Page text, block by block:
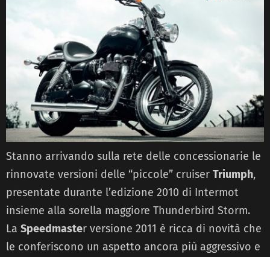
Stanno arrivando sulla rete delle concessionarie le
rinnovate versioni delle “piccole” cruiser Triumph,
presentate durante l’edizione 2010 di Intermot
insieme alla sorella maggiore Thunderbird Storm.
La Speedmaster versione 2011 è ricca di novità che
le conferiscono un aspetto ancora più aggressivo e